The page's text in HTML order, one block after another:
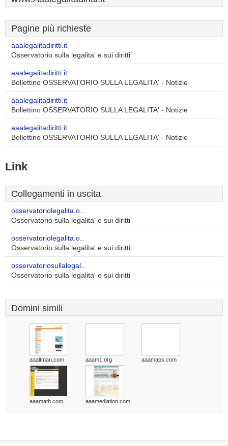
Pagine più richieste
aaalegalitadiritti.it
Osservatorio sulla legalita' e sui diritti
aaalegalitadiritti.it
Bollettino OSSERVATORIO SULLA LEGALITA' - Notizie
aaalegalitadiritti.it
Bollettino OSSERVATORIO SULLA LEGALITA' - Notizie
aaalegalitadiritti.it
Bollettino OSSERVATORIO SULLA LEGALITA' - Notizie
Link
Collegamenti in uscita
osservatoriolegalita.o..
Osservatorio sulla legalita' e sui diritti
osservatoriolegalita.o..
Osservatorio sulla legalita' e sui diritti
osservatoriosullalegal..
Osservatorio sulla legalita' e sui diritti
Domini simili
aaaltman.com aaam1.org aaamaps.com
aaamath.com aaamediation.com